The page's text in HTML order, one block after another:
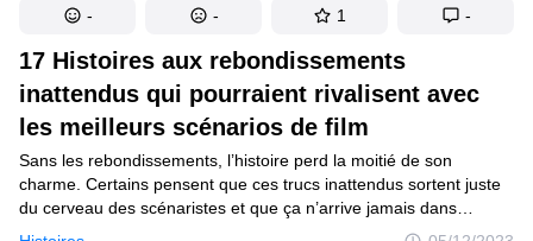
17 Histoires aux rebondissements
inattendus qui pourraient rivalisent avec
les meilleurs scénarios de film
Sans les rebondissements, l’histoire perd la moitié de son
charme. Certains pensent que ces trucs inattendus sortent juste
du cerveau des scénaristes et que ça n’arrive jamais dans
la vraie vie. Mais le dicton “L’art imite la vie” n’est pas apparu
- - 1 -